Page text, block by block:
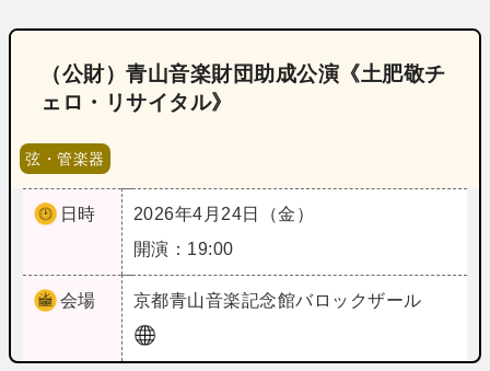
（公財）青山音楽財団助成公演《土肥敬チ
ェロ・リサイタル》
弦・管楽器
日時
2026年4月24日（金）
開演：19:00
会場 京都青山音楽記念館バロックザール